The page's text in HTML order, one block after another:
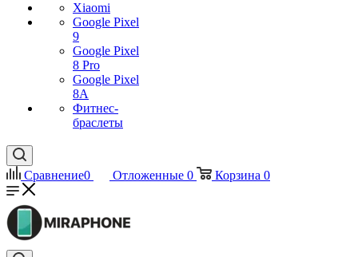
Xiaomi
Google Pixel
9
Google Pixel
8 Pro
Google Pixel
8A
Фитнес-
браслеты
Сравнение0 Отложенные 0 Корзина 0